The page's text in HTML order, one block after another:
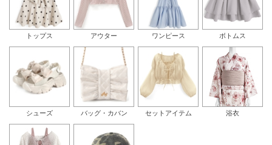
トップス アウター ワンピース ボトムス
シューズ バッグ・カバン セットアイテム 浴衣